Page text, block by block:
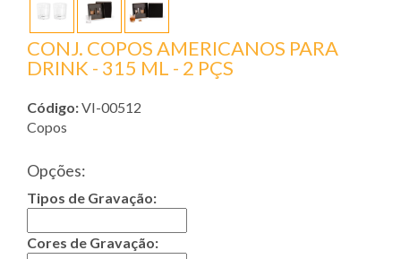
CONJ. COPOS AMERICANOS PARA
DRINK - 315 ML - 2 PÇS
Código:VI-00512
Copos
Opções:
Tipos de Gravação:
Cores de Gravação: